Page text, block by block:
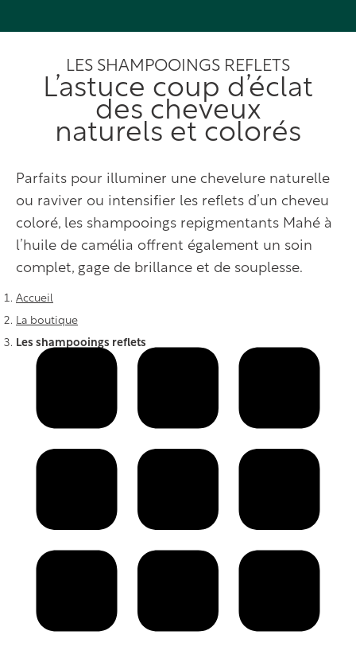
LES SHAMPOOINGS REFLETS
L’astuce coup d’éclat
des cheveux
naturels et colorés
Parfaits pour illuminer une chevelure naturelle
ou raviver ou intensifier les reflets d’un cheveu
coloré, les shampooings repigmentants Mahé à
l’huile de camélia offrent également un soin
complet, gage de brillance et de souplesse.
Vous êtes ici :
Accueil
La boutique
Les shampooings reflets